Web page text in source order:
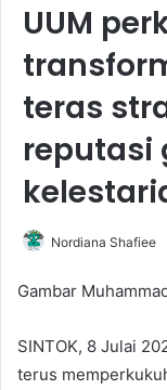
UUM
teras
reputasi
Nordiana Shafiee
Gambar
SINTOK, 8 Julai
terus